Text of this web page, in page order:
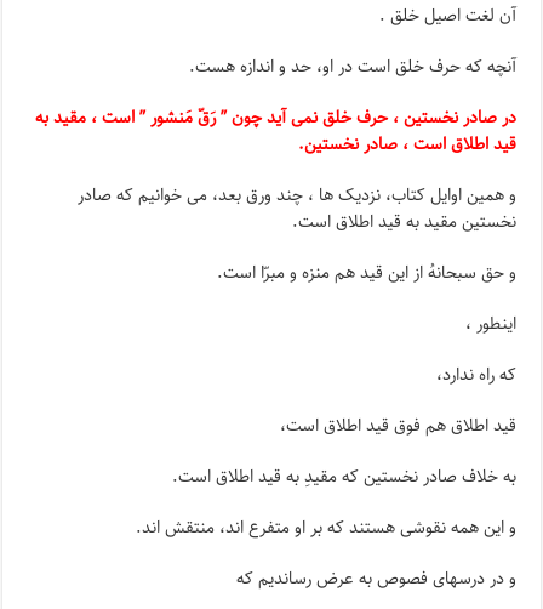
آن لغت اصیل خلق .
آنچه که حرف خلق است در او، حد و اندازه هست.
در صادر نخستین ، حرف خلق نمی آید چون ” رَقّ مَنشور ” است ، مقید به
قید اطلاق است ، صادر نخستین.
و همین اوایل کتاب، نزدیک ها ، چند ورق بعد، می خوانیم که صادر
نخستین مقید به قید اطلاق است.
و حق سبحانهُ از این قید هم منزه و مبرّا است.
اینطور ،
که راه ندارد،
قید اطلاق هم فوق قید اطلاق است،
به خلاف صادر نخستین که مقیدِ به قید اطلاق است.
و این همه نقوشی هستند که بر او متفرع اند، منتقش اند.
و در درسهای فصوص به عرض رساندیم که